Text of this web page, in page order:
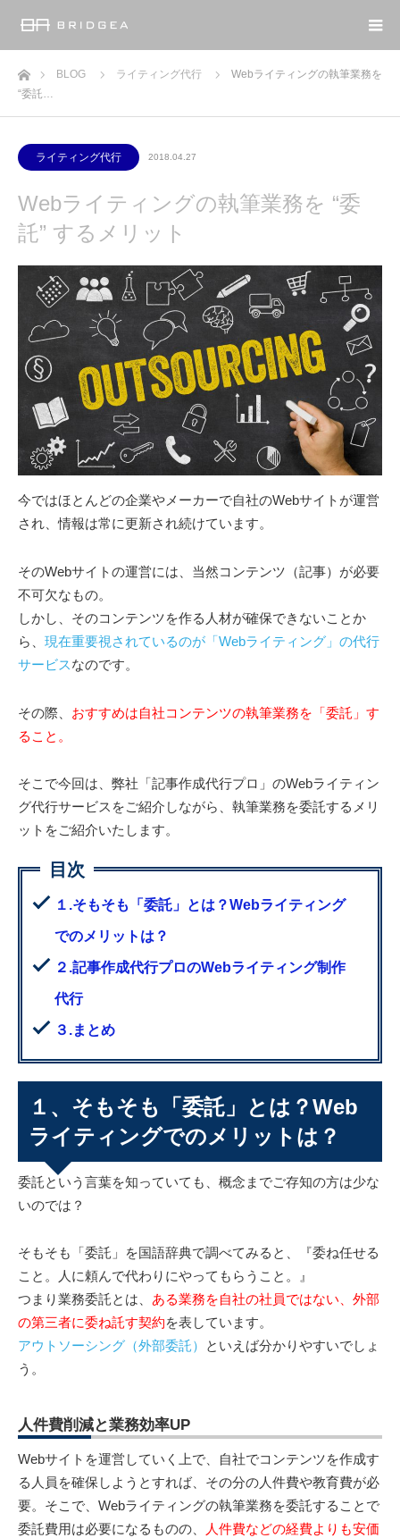
ホームBLOG ライティング代行
Webライティングの執筆業務を
“委託…
ライティング代行 2018.04.27
Webライティングの執筆業務を “委
託” するメリット
今ではほとんどの企業やメーカーで自社のWebサイトが運営
され、情報は常に更新され続けています。
そのWebサイトの運営には、当然コンテンツ（記事）が必要
不可欠なもの。
しかし、そのコンテンツを作る人材が確保できないことか
ら、 現在重要視されているのが「Webライティング」の代行
サービスなのです。
その際、 おすすめは自社コンテンツの執筆業務を「委託」す
ること。
そこで今回は、弊社「記事作成代行プロ」のWebライティン
グ代行サービスをご紹介しながら、執筆業務を委託するメリ
ットをご紹介いたします。
１.そもそも「委託」とは？Webライティング
でのメリットは？
２.記事作成代行プロのWebライティング制作
代行
３.まとめ
１、そもそも「委託」とは？Web
ライティングでのメリットは？
委託という言葉を知っていても、概念までご存知の方は少な
いのでは？
そもそも「委託」を国語辞典で調べてみると、『委ね任せる
こと。人に頼んで代わりにやってもらうこと。』
つまり業務委託とは、 ある業務を自社の社員ではない、外部
の第三者に委ね託す契約を表しています。
アウトソーシング（外部委託）
といえば分かりやすいでしょ
う。
人件費削減と業務効率UP
Webサイトを運営していく上で、自社でコンテンツを作成す
る人員を確保しようとすれば、その分の人件費や教育費が必
要。そこで、Webライティングの執筆業務を委託することで
委託費用は必要になるものの、
人件費などの経費よりも安価